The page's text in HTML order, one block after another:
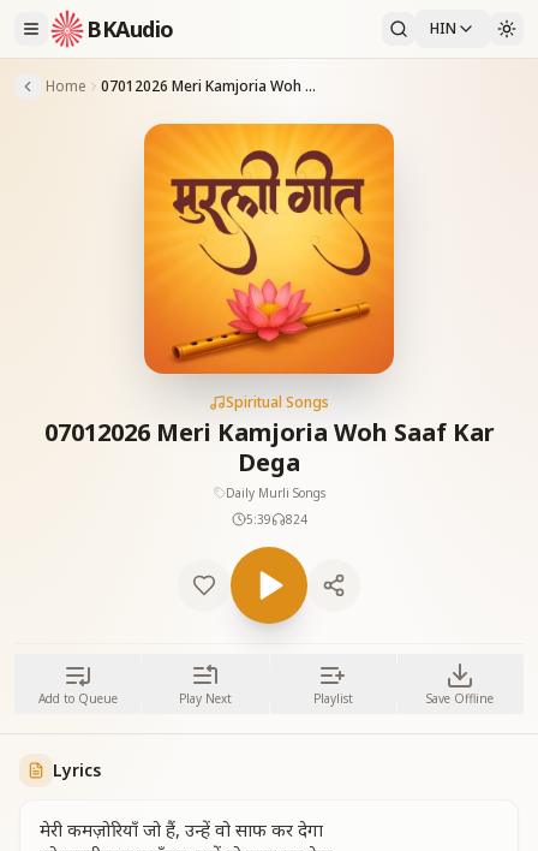
BKAudio HIN
Home 07012026 Meri Kamjoria Woh Saaf Kar Dega
Spiritual Songs
07012026 Meri Kamjoria Woh Saaf Kar
Dega
Daily Murli Songs
5:39
824
Add to Queue Play Next Playlist Save Offline
Lyrics
मेरी कमज़ोरियाँ जो हैं, उन्हें वो साफ कर देगा